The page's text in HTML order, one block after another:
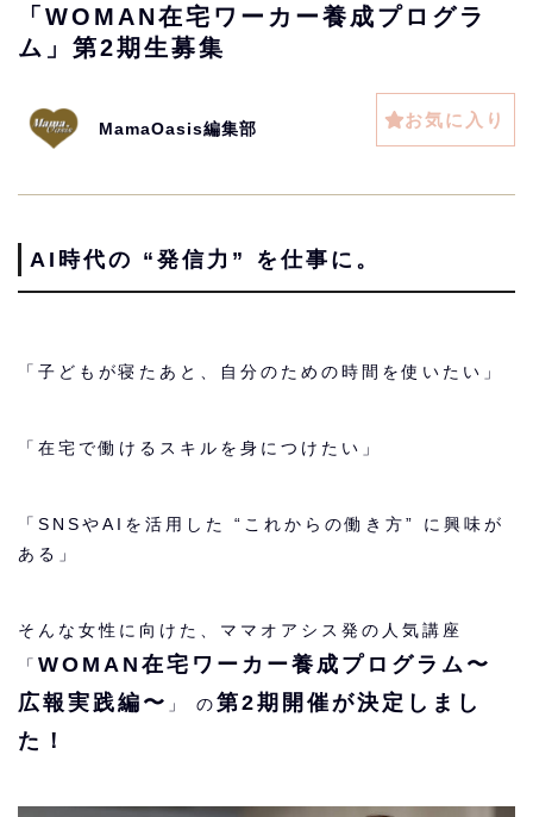
「WOMAN在宅ワーカー養成プログラ
ム」第2期生募集
MamaOasis編集部 お気に入り
AI時代の “発信力” を仕事に。
「子どもが寝たあと、自分のための時間を使いたい」
「在宅で働けるスキルを身につけたい」
「SNSやAIを活用した “これからの働き方” に興味が
ある」
そんな女性に向けた、ママオアシス発の人気講座
「 WOMAN在宅ワーカー養成プログラム〜
広報実践編〜 」 の第2期開催が決定しまし
た！